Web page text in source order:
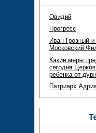
Овидий
Прогресс
Иван Грозный
Московский
Какие меры
сегодня
ребенка от
Патриарх